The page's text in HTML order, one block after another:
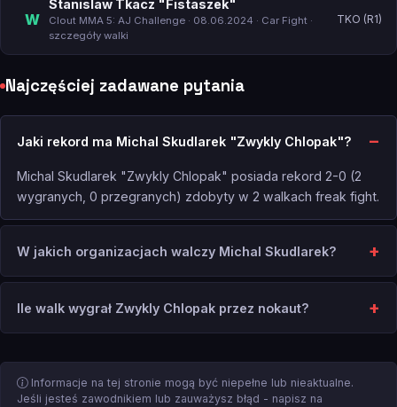
W
Stanislaw Tkacz "Fistaszek"
Clout MMA 5: AJ Challenge · 08.06.2024 · Car Fight ·
szczegóły walki
TKO (R1)
Najczęściej zadawane pytania
Jaki rekord ma Michal Skudlarek "Zwykly Chlopak"?
Michal Skudlarek "Zwykly Chlopak" posiada rekord 2-0 (2
wygranych, 0 przegranych) zdobyty w 2 walkach freak fight.
W jakich organizacjach walczy Michal Skudlarek?
Ile walk wygrał Zwykly Chlopak przez nokaut?
Informacje na tej stronie mogą być niepełne lub nieaktualne.
Jeśli jesteś zawodnikiem lub zauważysz błąd - napisz na